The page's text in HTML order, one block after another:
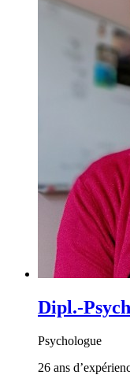
Dipl.-
Psychologue
26 ans